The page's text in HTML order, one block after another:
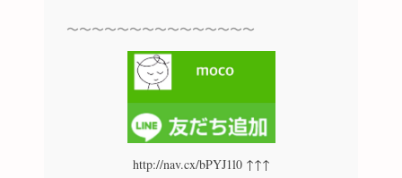
〜〜〜〜〜〜〜〜〜〜〜〜〜〜〜
http://nav.cx/bPYJ1l0 ↑↑↑